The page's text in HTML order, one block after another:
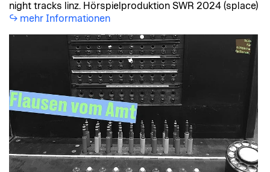
night tracks linz. Hörspielproduktion SWR 2024 (splace)
mehr Informationen